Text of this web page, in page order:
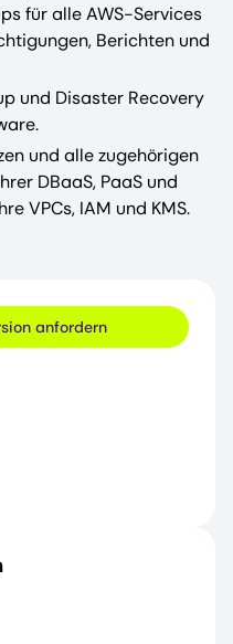
für alle AWS-Services
Berichten und
und Disaster Recovery
und alle zugehörigen
DBaaS, PaaS und
VPCs, IAM und KMS.
anfordern